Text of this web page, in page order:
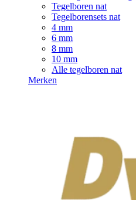
Tegelboren nat
Tegelborensets nat
4 mm
6 mm
8 mm
10 mm
Alle tegelboren nat
Merken